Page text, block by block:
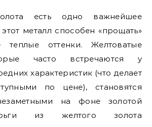
есть одно важнейшее
металл способен «прощать»
теплые оттенки. Желтоватые
часто встречаются у
характеристик (что делает
по цене), становятся
на фоне золотой
из желтого золота